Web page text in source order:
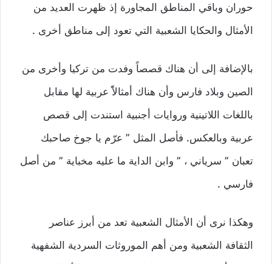
حوران وباقي المناطق المجاورة إذ ظهرت العديد من
الأمثال والحكايا الشعبية التي تعود إلى مناطق أخرى .
بالإضافة إلى أن هناك قصصاً وفدت من تركيا وأخرى من
الصين وبلاد فارس وأن هناك أمثالاًً عربية لها مقابل
باللغات اللاتينية وروايات أجنبية استندت إلى قصص
عربية وبالعكس. فأصل المثل ” عرّم يا جوخ صاحبك
تعبان ” سرياني ، ” وابن الداية ما عليه مخباية ” من أصل
فارسي .
وهكذا نرى أن الأمثال الشعبية تعد من أبرز عناصر
الثقافة الشعبية ومن أهم الموروثات السردية الشفهية